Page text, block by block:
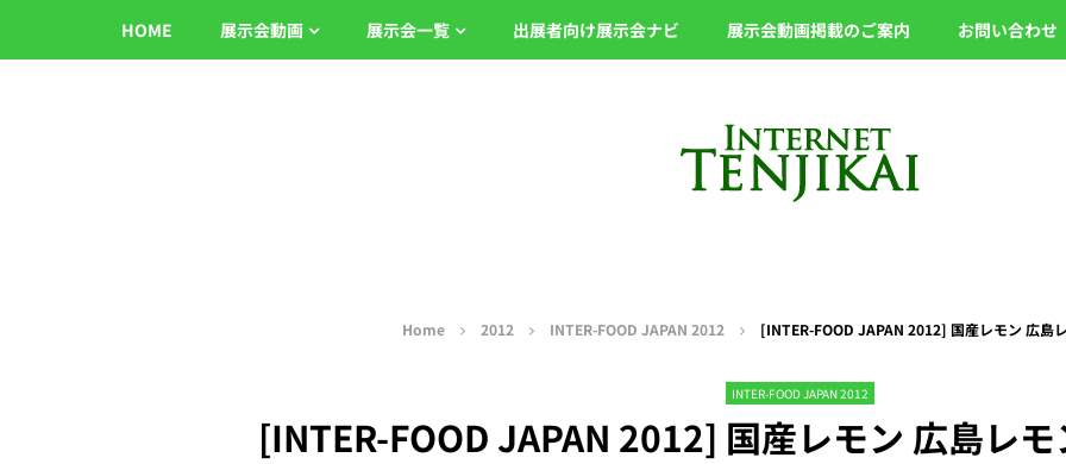
HOME 展示会動画 展示会一覧 出展者向け展示会ナビ 展示会動画掲載のご案内 お問い合わせ
Home 2012 INTER-FOOD JAPAN 2012 [INTER-FOOD JAPAN 2012] 国産レモン 広島
INTER-FOOD JAPAN 2012
[INTER-FOOD JAPAN 2012] 国産レモン 広島レ